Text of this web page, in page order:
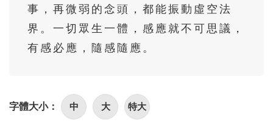
71 72 74
76 77 78 79 80
81 82 83
92 93
98
事，再微弱的念頭，都能振動虛空法
界。一切眾生一體，感應就不可思議，
有感必應，隨感隨應。
字體大小： 中 大 特大